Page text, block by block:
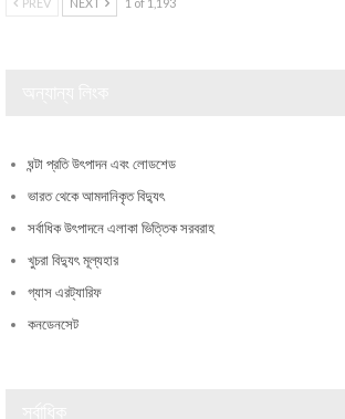
PREV NEXT 1 of 1,193
ঘন্টা প্রতি উৎপাদন এবং লোডশেড
ভারত থেকে আমদানিকৃত বিদ্যুৎ
সর্বাধিক উৎপাদনে এলাকা ভিত্তিক সরবরাহ
খুচরা বিদ্যুৎ মূল্যহার
গ্যাস এরট্যারিফ
কনডেনসেট